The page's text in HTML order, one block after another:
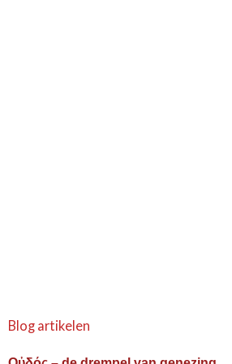
Blog artikelen